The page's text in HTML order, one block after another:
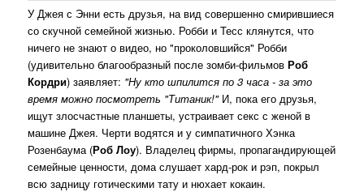
У Джея с Энни есть друзья, на вид совершенно смирившиеся
со скучной семейной жизнью. Робби и Тесс клянутся, что
ничего не знают о видео, но "проколовшийся" Робби
(удивительно благообразный после зомби-фильмовРоб
Кордри) заявляет: "Ну кто шпилится по 3 часа - за это
время можно посмотреть "Титаник!"И, пока его друзья,
ищут злосчастные планшеты, устраивает секс с женой в
машине Джея. Черти водятся и у симпатичного Хэнка
Розенбаума (Роб Лоу). Владелец фирмы, пропагандирующей
семейные ценности, дома слушает хард-рок и рэп, покрыл
всю задницу готическими тату и нюхает кокаин.